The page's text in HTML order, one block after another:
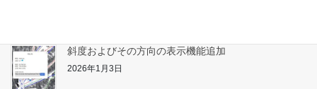
斜度およびその方向の表示機能追加
2026年1月3日